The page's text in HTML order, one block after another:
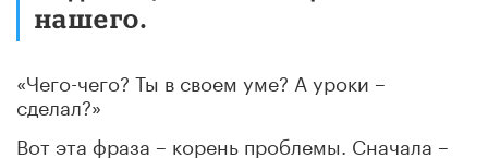
нашего.
«Чего-чего? Ты в своем уме? А уроки –
сделал?»
Вот эта фраза – корень проблемы. Сначала –